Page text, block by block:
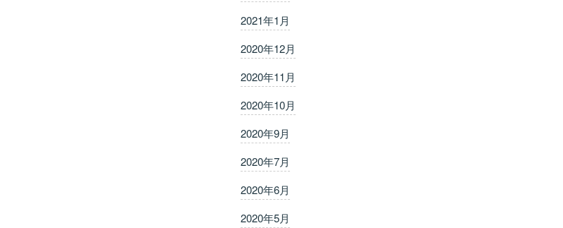
2021年1月
2020年12月
2020年11月
2020年10月
2020年9月
2020年7月
2020年6月
2020年5月